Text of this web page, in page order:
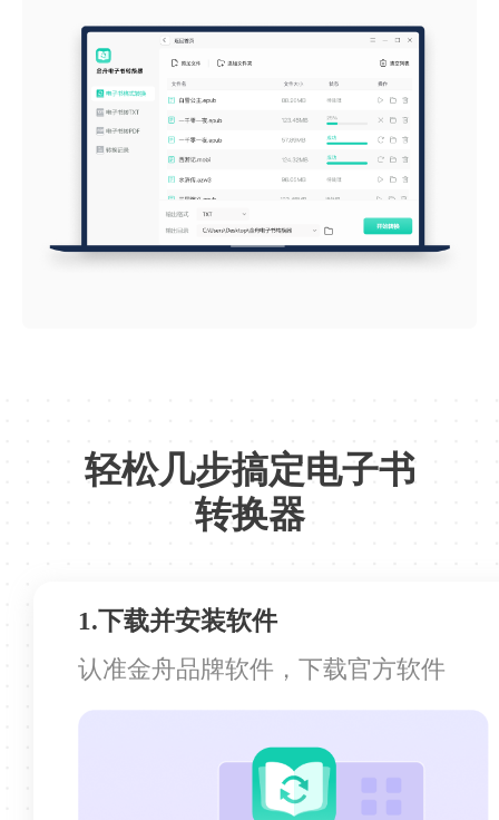
轻松几步搞定电子书
转换器
1.下载并安装软件
认准金舟品牌软件，下载官方软件
上手很简单，轻松将EPUB格式文件转为
MOBI、AZW3格式！
转换的效果很好
转换的效果很好，文字格式都没有变，非常